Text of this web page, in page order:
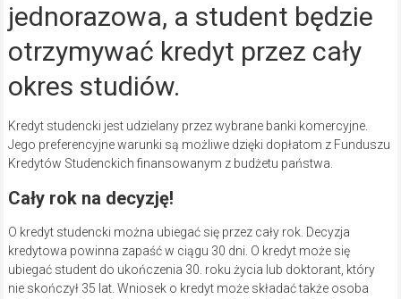
jednorazowa, a student będzie
otrzymywać kredyt przez cały
okres studiów.
Kredyt studencki jest udzielany przez wybrane banki komercyjne.
Jego preferencyjne warunki są możliwe dzięki dopłatom z Funduszu
Kredytów Studenckich finansowanym z budżetu państwa.
Cały rok na decyzję!
O kredyt studencki można ubiegać się przez cały rok. Decyzja
kredytowa powinna zapaść w ciągu 30 dni. O kredyt może się
ubiegać student do ukończenia 30. roku życia lub doktorant, który
nie skończył 35 lat. Wniosek o kredyt może składać także osoba